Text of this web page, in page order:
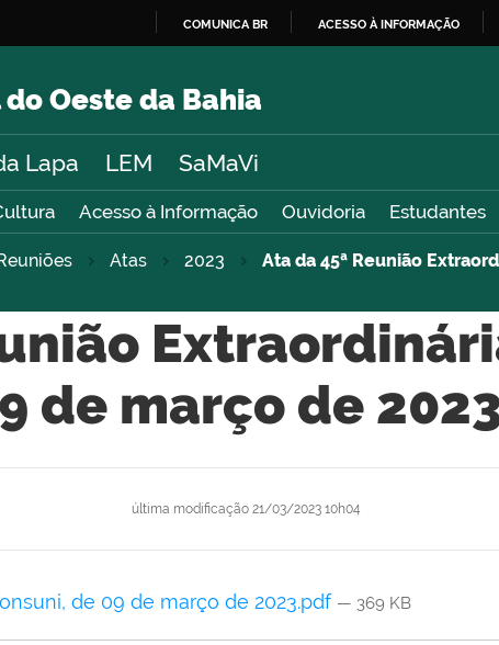
O
COMUNICA BR ACESSO À INFORMAÇÃO
Oeste da Bahia
Lapa LEM SaMaVi
Acesso à Informação Ouvidoria Estudantes
Atas 2023
Ata da 45ª Reunião
de março de
última modificação21/03/2023 10h04
de 09 de março de 2023.pdf — 369 KB